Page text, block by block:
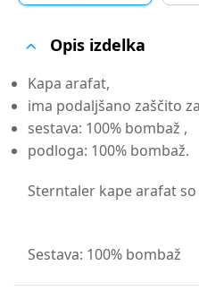
Opis izdelka
Kapa arafat,
ima podaljšano zaščito
sestava: 100% bombaž ,
podloga: 100% bombaž.
Sterntaler kape arafat
Sestava: 100% bombaž